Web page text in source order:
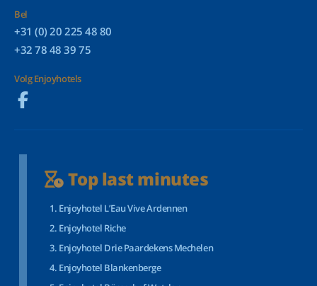
Bel
+31 (0) 20 225 48 80
+32 78 48 39 75
Volg Enjoyhotels
Top last minutes
Enjoyhotel L’Eau Vive Ardennen
Enjoyhotel Riche
Enjoyhotel Drie Paardekens Mechelen
Enjoyhotel Blankenberge